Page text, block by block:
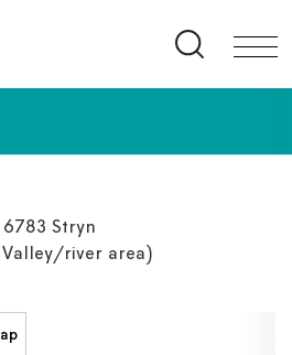
Search
Stryn
river area)